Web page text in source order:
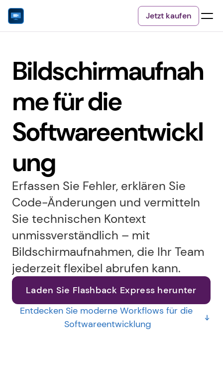
Jetzt kaufen
Bildschirmaufnah
me für die
Softwareentwickl
ung
Erfassen Sie Fehler, erklären Sie
Code-Änderungen und vermitteln
Sie technischen Kontext
unmissverständlich – mit
Bildschirmaufnahmen, die Ihr Team
jederzeit flexibel abrufen kann.
Laden Sie Flashback Express herunter
Entdecken Sie moderne Workflows für die
Softwareentwicklung